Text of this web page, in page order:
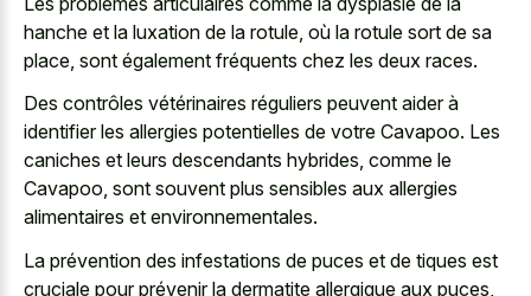
hanche et la luxation de la rotule, où la rotule sort de sa
place, sont également fréquents chez les deux races.
Des contrôles vétérinaires réguliers peuvent aider à
identifier les allergies potentielles de votre Cavapoo. Les
caniches et leurs descendants hybrides, comme le
Cavapoo, sont souvent plus sensibles aux allergies
alimentaires et environnementales.
La prévention des infestations de puces et de tiques est
cruciale pour prévenir la dermatite allergique aux puces,